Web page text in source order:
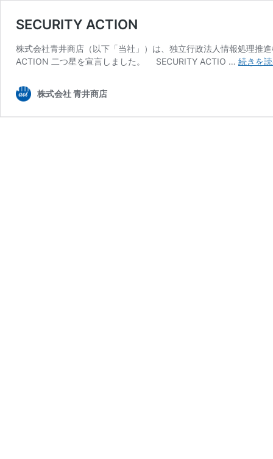
SECURITY ACTION
株式会社青井商店（以下「当社」）は、独立行政法人情報処理推
ACTION 二つ星を宣言しました。 SECURITY ACTIO … 続きを
株式会社 青井商店